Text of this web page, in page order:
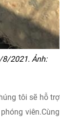
8/2021. Ảnh:
tôi sẽ hỗ trợ
viên.Cùng